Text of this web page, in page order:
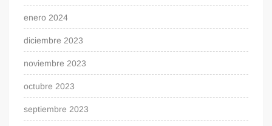
enero 2024
diciembre 2023
noviembre 2023
octubre 2023
septiembre 2023